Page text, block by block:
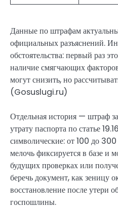
Данные по штрафам
официальных разъяснений.
обстоятельства: первый раз
наличие смягчающих
могут снизить, но
(Gosuslugi.ru)
Отдельная история — штраф
утрату паспорта по статье
символические: от 100 до
мелочь фиксируется в базе и
будущих проверках или
беречь документ, как зеницу
восстановление после утери
госпошлины.